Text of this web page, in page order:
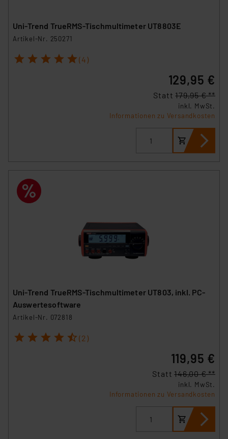
Uni-Trend TrueRMS-Tischmultimeter UT8803E
Artikel-Nr. 250271
1 2 3 4 5 (4)
129,95 €
Statt179,95 € **
inkl. MwSt.
Informationen zu Versandkosten
Uni-Trend TrueRMS-Tischmultimeter UT803, inkl. PC-
Auswertesoftware
Artikel-Nr. 072818
1 2 3 4 5 (2)
119,95 €
Statt146,00 € **
inkl. MwSt.
Informationen zu Versandkosten